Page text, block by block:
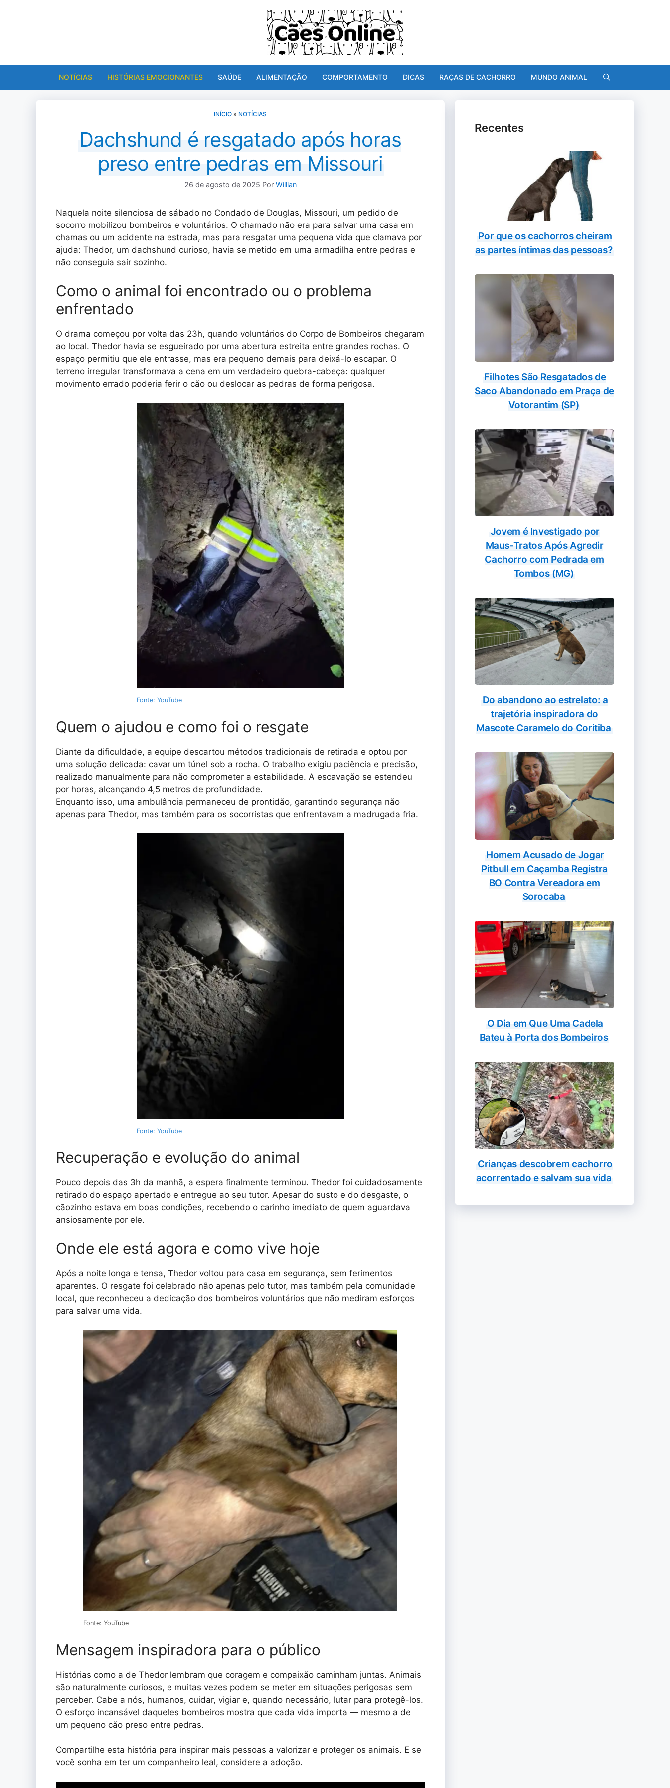
NOTÍCIAS HISTÓRIAS EMOCIONANTES SAÚDE ALIMENTAÇÃO COMPORTAMENTO DICAS RAÇAS DE CACHORRO MUNDO ANIMAL
INÍCIO » NOTÍCIAS
Dachshund é resgatado após horas
preso entre pedras em Missouri
26 de agosto de 2025 Por Willian
Naquela noite silenciosa de sábado no Condado de Douglas, Missouri, um pedido de
socorro mobilizou bombeiros e voluntários. O chamado não era para salvar uma casa em
chamas ou um acidente na estrada, mas para resgatar uma pequena vida que clamava por
ajuda: Thedor, um dachshund curioso, havia se metido em uma armadilha entre pedras e
não conseguia sair sozinho.
Como o animal foi encontrado ou o problema
enfrentado
O drama começou por volta das 23h, quando voluntários do Corpo de Bombeiros chegaram
ao local. Thedor havia se esgueirado por uma abertura estreita entre grandes rochas. O
espaço permitiu que ele entrasse, mas era pequeno demais para deixá-lo escapar. O
terreno irregular transformava a cena em um verdadeiro quebra-cabeça: qualquer
movimento errado poderia ferir o cão ou deslocar as pedras de forma perigosa.
Fonte: YouTube
Quem o ajudou e como foi o resgate
Diante da dificuldade, a equipe descartou métodos tradicionais de retirada e optou por
uma solução delicada: cavar um túnel sob a rocha. O trabalho exigiu paciência e precisão,
realizado manualmente para não comprometer a estabilidade. A escavação se estendeu
por horas, alcançando 4,5 metros de profundidade.
Enquanto isso, uma ambulância permaneceu de prontidão, garantindo segurança não
apenas para Thedor, mas também para os socorristas que enfrentavam a madrugada fria.
Fonte: YouTube
Recuperação e evolução do animal
Pouco depois das 3h da manhã, a espera finalmente terminou. Thedor foi cuidadosamente
retirado do espaço apertado e entregue ao seu tutor. Apesar do susto e do desgaste, o
cãozinho estava em boas condições, recebendo o carinho imediato de quem aguardava
ansiosamente por ele.
Onde ele está agora e como vive hoje
Após a noite longa e tensa, Thedor voltou para casa em segurança, sem ferimentos
aparentes. O resgate foi celebrado não apenas pelo tutor, mas também pela comunidade
local, que reconheceu a dedicação dos bombeiros voluntários que não mediram esforços
para salvar uma vida.
Fonte: YouTube
Mensagem inspiradora para o público
Histórias como a de Thedor lembram que coragem e compaixão caminham juntas. Animais
são naturalmente curiosos, e muitas vezes podem se meter em situações perigosas sem
perceber. Cabe a nós, humanos, cuidar, vigiar e, quando necessário, lutar para protegê-los.
O esforço incansável daqueles bombeiros mostra que cada vida importa — mesmo a de
um pequeno cão preso entre pedras.
Compartilhe esta história para inspirar mais pessoas a valorizar e proteger os animais. E se
você sonha em ter um companheiro leal, considere a adoção.
Recentes
Por que os cachorros cheiram
as partes íntimas das pessoas?
Filhotes São Resgatados de
Saco Abandonado em Praça de
Votorantim (SP)
Jovem é Investigado por
Maus-Tratos Após Agredir
Cachorro com Pedrada em
Tombos (MG)
Do abandono ao estrelato: a
trajetória inspiradora do
Mascote Caramelo do Coritiba
Homem Acusado de Jogar
Pitbull em Caçamba Registra
BO Contra Vereadora em
Sorocaba
O Dia em Que Uma Cadela
Bateu à Porta dos Bombeiros
Crianças descobrem cachorro
acorrentado e salvam sua vida